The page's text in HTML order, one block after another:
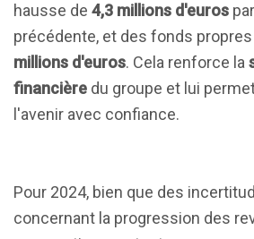
hausse de 4,3 millions d'euros
précédente, et des fonds
millions d'euros. Cela renforce la
financière du groupe et lui
l'avenir avec confiance.
Pour 2024, bien que des
concernant la progression des